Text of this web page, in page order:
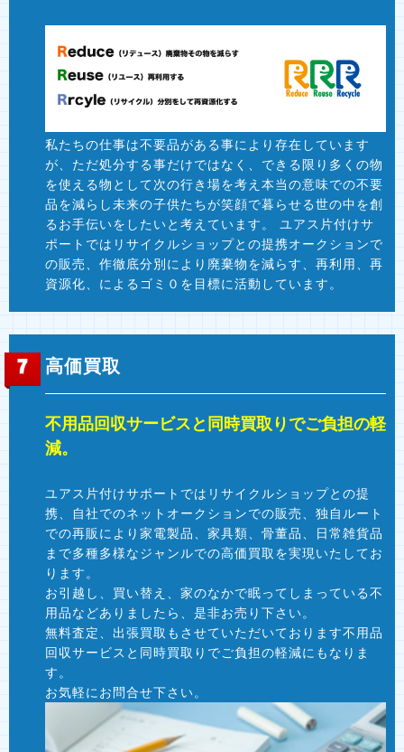
私たちの仕事は不要品がある事により存在しています
が、ただ処分する事だけではなく、できる限り多くの物
を使える物として次の行き場を考え本当の意味での不要
品を減らし未来の子供たちが笑顔で暮らせる世の中を創
るお手伝いをしたいと考えています。 ユアス片付けサ
ポートではリサイクルショップとの提携オークションで
の販売、作徹底分別により廃棄物を減らす、再利用、再
資源化、によるゴミ０を目標に活動しています。
高価買取
不用品回収サービスと同時買取りでご負担の軽
減。
ユアス片付けサポートではリサイクルショップとの提
携、自社でのネットオークションでの販売、独自ルート
での再販により家電製品、家具類、骨董品、日常雑貨品
まで多種多様なジャンルでの高価買取を実現いたしてお
ります。
お引越し、買い替え、家のなかで眠ってしまっている不
用品などありましたら、是非お売り下さい。
無料査定、出張買取もさせていただいております不用品
回収サービスと同時買取りでご負担の軽減にもなりま
す。
お気軽にお問合せ下さい。